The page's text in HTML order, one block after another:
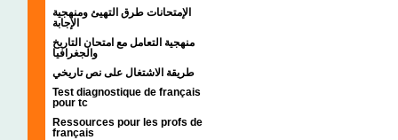
الإمتحانات طرق التهيئ ومنهجية
الإجابة
منهجية التعامل مع امتحان التاريخ
والجغرافيا
طريقة الاشتغال على نص تاريخي
Test diagnostique de français
pour tc
Ressources pour les profs de
français